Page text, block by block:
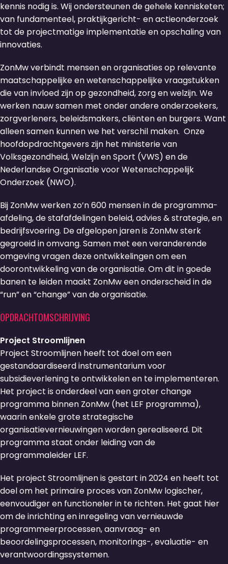
kennis nodig is. Wij ondersteunen de gehele kennisketen;
van fundamenteel, praktijkgericht- en actieonderzoek
tot de projectmatige implementatie en opschaling van
innovaties.
ZonMw verbindt mensen en organisaties op relevante
maatschappelijke en wetenschappelijke vraagstukken
die van invloed zijn op gezondheid, zorg en welzijn. We
werken nauw samen met onder andere onderzoekers,
zorgverleners, beleidsmakers, cliënten en burgers. Want
alleen samen kunnen we het verschil maken. Onze
hoofdopdrachtgevers zijn het ministerie van
Volksgezondheid, Welzijn en Sport (VWS) en de
Nederlandse Organisatie voor Wetenschappelijk
Onderzoek (NWO).
Bij ZonMw werken zo’n 600 mensen in de programma-
afdeling, de stafafdelingen beleid, advies & strategie, en
bedrijfsvoering. De afgelopen jaren is ZonMw sterk
gegroeid in omvang. Samen met een veranderende
omgeving vragen deze ontwikkelingen om een
doorontwikkeling van de organisatie. Om dit in goede
banen te leiden maakt ZonMw een onderscheid in de
“run” en “change” van de organisatie.
OPDRACHTOMSCHRIJVING
Project Stroomlijnen
Project Stroomlijnen heeft tot doel om een
gestandaardiseerd instrumentarium voor
subsidieverlening te ontwikkelen en te implementeren.
Het project is onderdeel van een groter change
programma binnen ZonMw (het LEF programma),
waarin enkele grote strategische
organisatievernieuwingen worden gerealiseerd. Dit
programma staat onder leiding van de
programmaleider LEF.
Het project Stroomlijnen is gestart in 2024 en heeft tot
doel om het primaire proces van ZonMw logischer,
eenvoudiger en functioneler in te richten. Het gaat hier
om de inrichting en inregeling van vernieuwde
programmeerprocessen, aanvraag- en
beoordelingsprocessen, monitorings-, evaluatie- en
verantwoordingssystemen.